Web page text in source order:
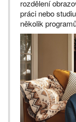
rozdělení
práci nebo
několik